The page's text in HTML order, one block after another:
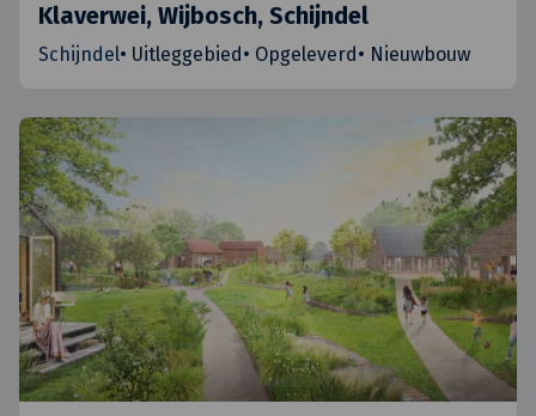
Klaverwei, Wijbosch, Schijndel
Schijndel• Uitleggebied • Opgeleverd • Nieuwbouw